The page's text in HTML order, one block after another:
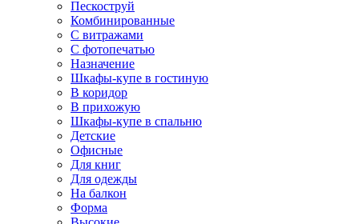
Пескоструй
Комбинированные
С витражами
С фотопечатью
Назначение
Шкафы-купе в гостиную
В коридор
В прихожую
Шкафы-купе в спальню
Детские
Офисные
Для книг
Для одежды
На балкон
Форма